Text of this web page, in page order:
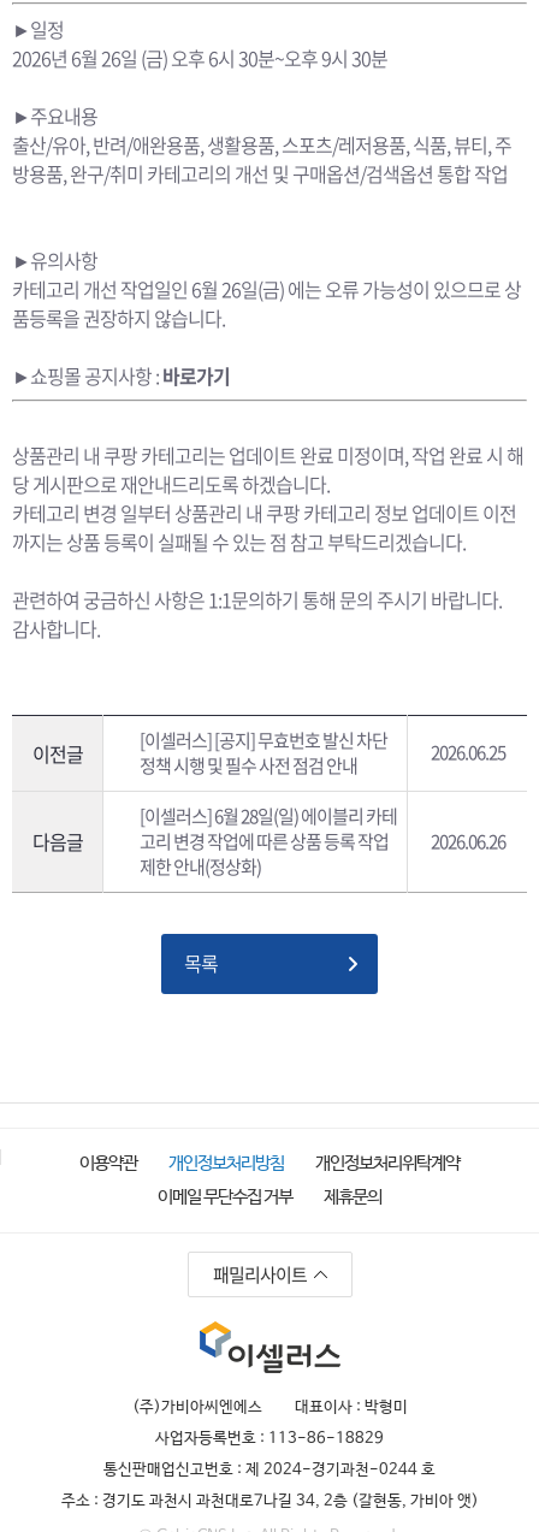
►일정
2026년 6월 26일 (금) 오후 6시 30분~오후 9시 30분
►주요내용
출산/유아, 반려/애완용품, 생활용품, 스포츠/레저용품, 식품, 뷰티, 주
방용품, 완구/취미 카테고리의 개선 및 구매옵션/검색옵션 통합 작업
►유의사항
카테고리 개선 작업일인 6월 26일(금) 에는 오류 가능성이 있으므로 상
품등록을 권장하지 않습니다.
►쇼핑몰 공지사항 :바로가기
상품관리 내 쿠팡 카테고리는 업데이트 완료 미정이며, 작업 완료 시 해
당 게시판으로 재안내드리도록 하겠습니다.
카테고리 변경 일부터 상품관리 내 쿠팡 카테고리 정보 업데이트 이전
까지는 상품 등록이 실패될 수 있는 점 참고 부탁드리겠습니다.
관련하여 궁금하신 사항은 1:1문의하기 통해 문의 주시기 바랍니다.
감사합니다.
이전글
[이셀러스] [공지] 무효번호 발신 차단
정책 시행 및 필수 사전 점검 안내
2026.06.25
다음글
[이셀러스] 6월 28일(일) 에이블리 카테
고리 변경 작업에 따른 상품 등록 작업
제한 안내(정상화)
2026.06.26
목록
(주)가비아씨엔에스
대표이사 : 박형미
사업자등록번호 : 113-86-18829
통신판매업신고번호 : 제 2024-경기과천-0244 호
주소 : 경기도 과천시 과천대로7나길 34, 2층 (갈현동, 가비아 앳)
이용약관 개인정보처리방침
개인정보처리위탁계약
이메일 무단수집 거부
제휴문의
패밀리사이트